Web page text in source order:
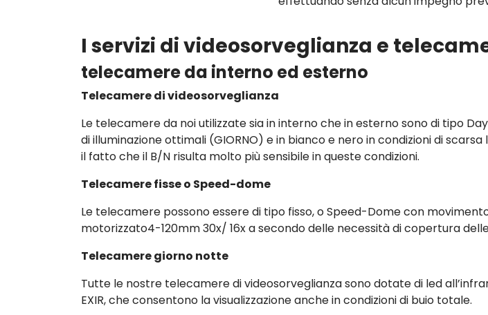
I servizi di videosorveglianza e
telecamere da interno ed esterno
Telecamere di videosorveglianza
Le telecamere da noi utilizzate sia in interno che in esterno sono di tipo
di illuminazione ottimali (GIORNO) e in bianco e nero in condizioni di
il fatto che il B/N risulta molto più sensibile in queste condizioni.
Telecamere fisse o Speed-dome
Le telecamere possono essere di tipo fisso, o Speed-Dome con
motorizzato4-120mm 30x/ 16x a secondo delle necessità di copertura
Telecamere giorno notte
Tutte le nostre telecamere di videosorveglianza sono dotate di led
EXIR, che consentono la visualizzazione anche in condizioni di buio totale.